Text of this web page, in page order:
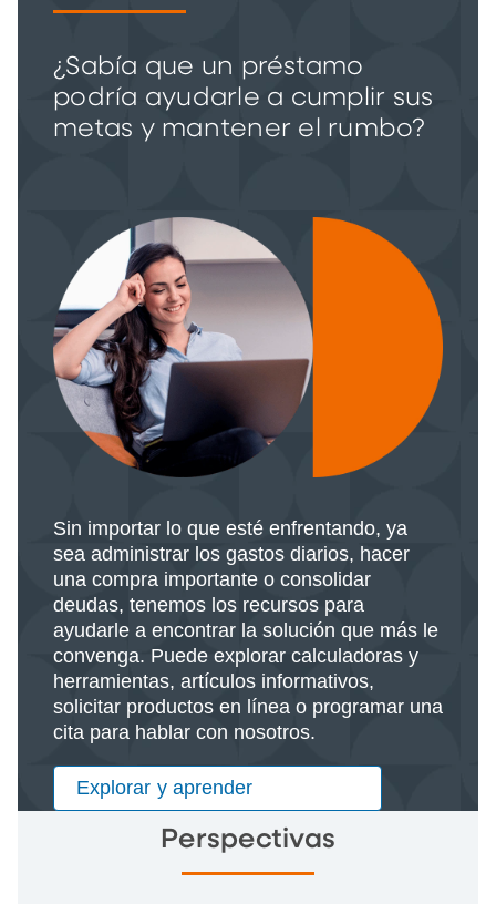
¿Sabía que un préstamo
podría ayudarle a cumplir sus
metas y mantener el rumbo?
Sin importar lo que esté enfrentando, ya
sea administrar los gastos diarios, hacer
una compra importante o consolidar
deudas, tenemos los recursos para
ayudarle a encontrar la solución que más le
convenga. Puede explorar calculadoras y
herramientas, artículos informativos,
solicitar productos en línea o programar una
cita para hablar con nosotros.
Explorar y aprender
Perspectivas